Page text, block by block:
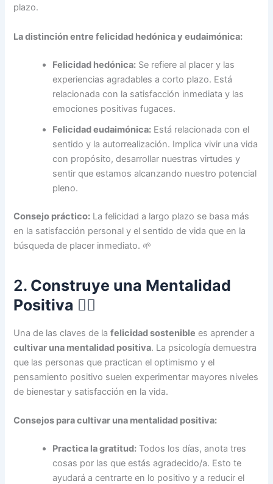
plazo.
La distinción entre felicidad hedónica y eudaimónica:
Felicidad hedónica: Se refiere al placer y las
experiencias agradables a corto plazo. Está
relacionada con la satisfacción inmediata y las
emociones positivas fugaces.
Felicidad eudaimónica: Está relacionada con el
sentido y la autorrealización. Implica vivir una vida
con propósito, desarrollar nuestras virtudes y
sentir que estamos alcanzando nuestro potencial
pleno.
Consejo práctico: La felicidad a largo plazo se basa más
en la satisfacción personal y el sentido de vida que en la
búsqueda de placer inmediato. 🌱
2. Construye una Mentalidad
Positiva 🧘‍♀️
Una de las claves de lafelicidad sostenible es aprender a
cultivar una mentalidad positiva. La psicología demuestra
que las personas que practican el optimismo y el
pensamiento positivo suelen experimentar mayores niveles
de bienestar y satisfacción en la vida.
Consejos para cultivar una mentalidad positiva:
Practica la gratitud: Todos los días, anota tres
cosas por las que estás agradecido/a. Esto te
ayudará a centrarte en lo positivo y a reducir el